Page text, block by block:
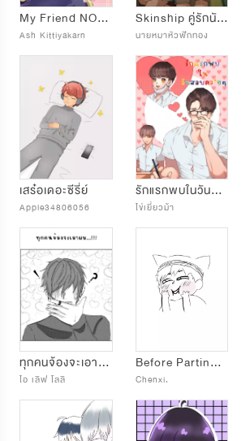
My Friend NOT My Boyfriend
Ash Kittiyakarn
Skinship คู่รักนักเลงเมืองคอน
นายหมาหัวฟักทอง
เสร๋อเดอะซีรี่ย์
Apple34806056
รักแรกพบในวันสอบคว*ายๆ
ไข่เยี่ยวม้า
ทุกคนจ้องจะเอาผม...!!! (เวอร์ชั่นพัฒนาลายเส้น)
ไอ เลิฟ โลลิ
Before Parting in wcm
Chenxi.